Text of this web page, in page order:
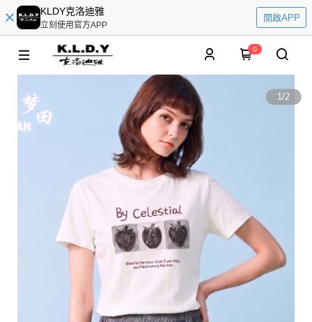
KLDY克洛迪雅
立刻使用官方APP
開啟APP
0
1/2